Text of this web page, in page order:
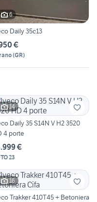
6
Daily 35c13
€
(GR)
14
Daily 35 S14N V H2 3520
4 porte
€
23
16
Trakker 410T45 + Betoniera